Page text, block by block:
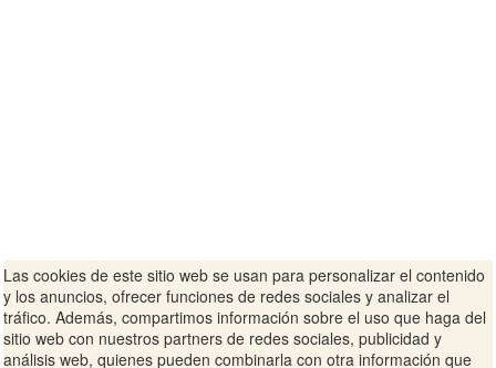
Las cookies de este sitio web se usan para personalizar el contenido
y los anuncios, ofrecer funciones de redes sociales y analizar el
tráfico. Además, compartimos información sobre el uso que haga del
sitio web con nuestros partners de redes sociales, publicidad y
análisis web, quienes pueden combinarla con otra información que